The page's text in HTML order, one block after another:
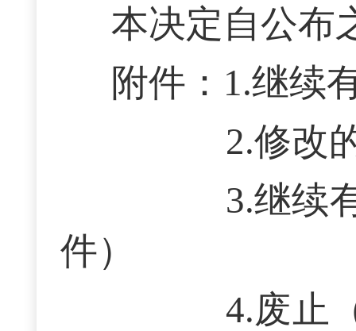
本决定自公布
附件：1.继续
2.修改的市
3.继续有效
件）
4.废止（失